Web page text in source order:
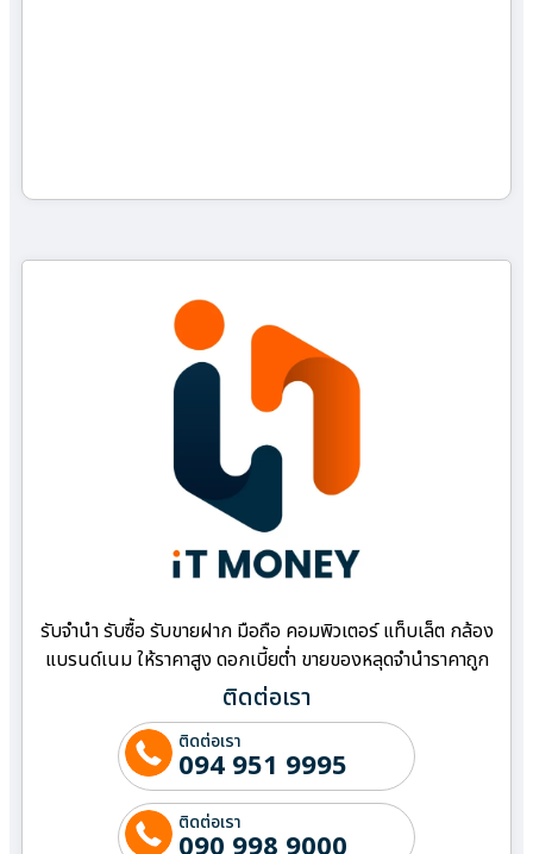
รับจำนำ รับซื้อ รับขายฝาก มือถือ คอมพิวเตอร์ แท็บเล็ต กล้อง
แบรนด์เนม ให้ราคาสูง ดอกเบี้ยต่ำ ขายของหลุดจำนำราคาถูก
ติดต่อเรา
ติดต่อเรา
094 951 9995
ติดต่อเรา